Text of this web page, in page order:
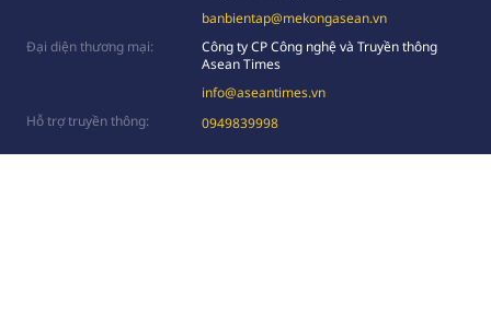
banbientap@mekongasean.vn
Đại diện thương mại:
Công ty CP Công nghệ và Truyền thông
Asean Times
info@aseantimes.vn
Hỗ trợ truyền thông:
0949839998